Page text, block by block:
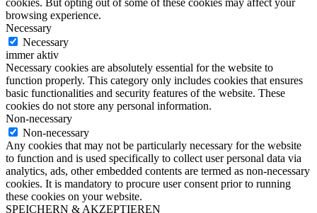
browsing experience.
Necessary
Necessary
immer aktiv
Necessary cookies are absolutely essential for the website to
function properly. This category only includes cookies that ensures
basic functionalities and security features of the website. These
cookies do not store any personal information.
Non-necessary
Non-necessary
Any cookies that may not be particularly necessary for the website
to function and is used specifically to collect user personal data via
analytics, ads, other embedded contents are termed as non-necessary
cookies. It is mandatory to procure user consent prior to running
these cookies on your website.
SPEICHERN & AKZEPTIEREN